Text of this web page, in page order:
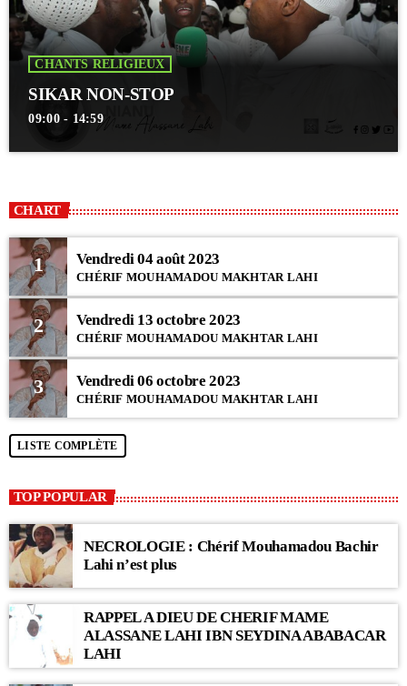
CHANTS RELIGIEUX
SIKAR NON-STOP
09:00 - 14:59
CHART
1 Vendredi 04 août 2023
CHÉRIF MOUHAMADOU MAKHTAR LAHI
2 Vendredi 13 octobre 2023
CHÉRIF MOUHAMADOU MAKHTAR LAHI
3 Vendredi 06 octobre 2023
CHÉRIF MOUHAMADOU MAKHTAR LAHI
LISTE COMPLÈTE
TOP POPULAR
NECROLOGIE : Chérif Mouhamadou Bachir
Lahi n’est plus
RAPPEL A DIEU DE CHERIF MAME
ALASSANE LAHI IBN SEYDINA ABABACAR
LAHI